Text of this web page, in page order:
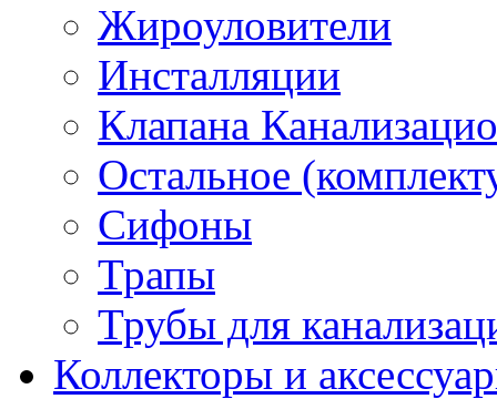
Жироуловители
Инсталляции
Клапана
Остальное
Сифоны
Трапы
Трубы для
Коллекторы и